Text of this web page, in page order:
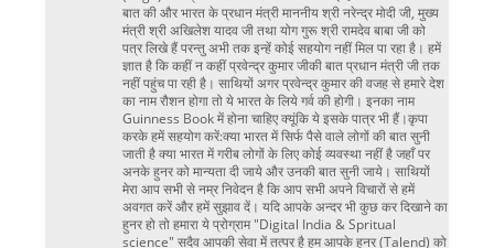
बात की और भारत के प्रधान मंत्री माननीय श्री नरेन्द्र मोदी जी, मुख्य
मंत्री श्री अखिलेश यादव जी तथा योग गुरू श्री रामदेव बाबा जी को
पत्र लिखे हैं परन्तु अभी तक इन्हें कोई सहयोग नहीं मिल पा रहा है। हमें
ज्ञात है कि कहीं न कहीं प्रवेन्द्र कुमार जीकी बात प्रधान मंत्री जी तक
नहीं पहुंच पा रही है। साथियों अगर प्रवेन्द्र कुमार की वजह से हमारे देश
का नाम रौशन होगा तो ये भारत के लिये गर्व की होगी। इनका नाम
Guinness Book में होना चाहिए क्यूंकि ये इसके पात्र भी हैं।कृपा
करके हमें सहयोग करें:क्या भारत में सिर्फ पैसे वाले लोगों की बात सुनी
जाती है क्या भारत में गरीब लोगों के लिए कोई व्यवस्था नहीं है जहाँ पर
अनके हुनर को मान्यता दी जाये और उनकी बात सुनी जाये। साथियों
मेरा आप सभी से नम्र निवेदन है कि आप सभी अपने विचारों से हमें
अवगत करें और हमें सुझाव दें। यदि आपके अन्दर भी कुछ कर दिखाने का
हुनर हो तो हमारा ये प्रोग्राम "Digital India & Spritual
science" सदैव आपकी सेवा में तत्पर है हम आपके हुनर (Talend) को